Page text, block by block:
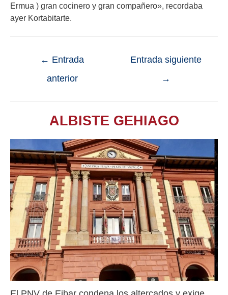
Ermua ) gran cocinero y gran compañero», recordaba
ayer Kortabitarte.
← Entrada
anterior
Entrada siguiente
→
ALBISTE GEHIAGO